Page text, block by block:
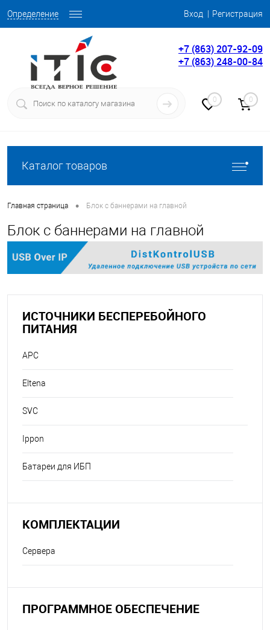
Определение Вход Регистрация
+7 (863) 207-92-09
+7 (863) 248-00-84
0 0
Каталог товаров
Главная страница • Блок с баннерами на главной
Блок с баннерами на главной
ИСТОЧНИКИ БЕСПЕРЕБОЙНОГО
ПИТАНИЯ
APC
Eltena
SVC
Ippon
Батареи для ИБП
КОМПЛЕКТАЦИИ
Сервера
ПРОГРАММНОЕ ОБЕСПЕЧЕНИЕ